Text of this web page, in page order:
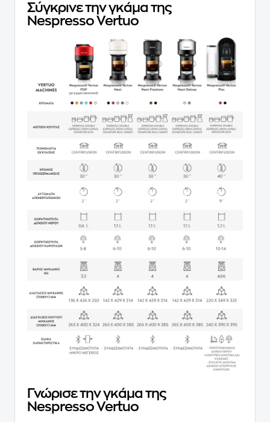
Σύγκρινε την γκάμα της
Nespresso Vertuo
Γνώρισε την γκάμα της
Nespresso Vertuo